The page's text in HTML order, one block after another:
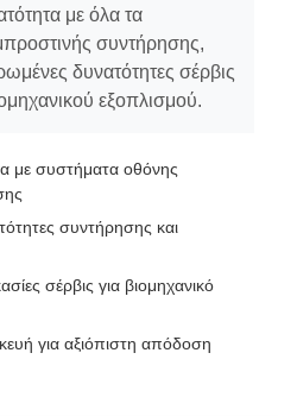
με όλα τα
συντήρησης,
δυνατότητες σέρβις
εξοπλισμού.
με συστήματα οθόνης
συντήρησης και
σέρβις για βιομηχανικό
για αξιόπιστη απόδοση